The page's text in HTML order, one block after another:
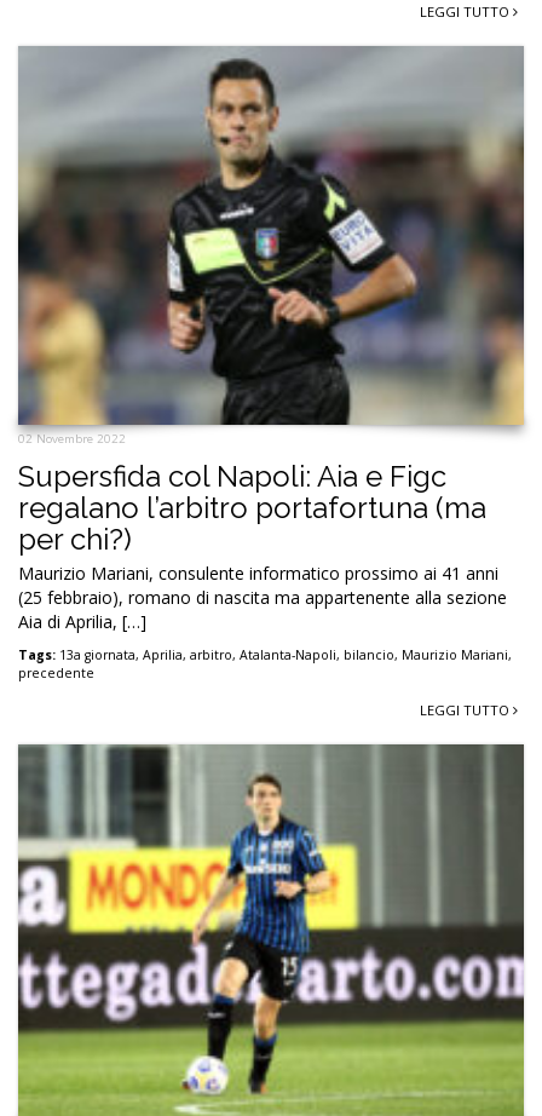
LEGGI TUTTO
02 Novembre 2022
Supersfida col Napoli: Aia e Figc
regalano l’arbitro portafortuna (ma
per chi?)
Maurizio Mariani, consulente informatico prossimo ai 41 anni
(25 febbraio), romano di nascita ma appartenente alla sezione
Aia di Aprilia, […]
Tags: 13a giornata, Aprilia, arbitro, Atalanta-Napoli, bilancio, Maurizio Mariani,
precedente
LEGGI TUTTO